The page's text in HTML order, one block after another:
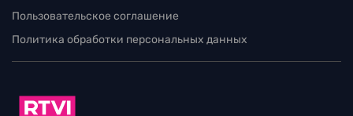
Пользовательское соглашение
Политика обработки персональных данных